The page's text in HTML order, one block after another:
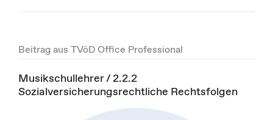
Beitrag aus TVöD Office Professional
Musikschullehrer / 2.2.2
Sozialversicherungsrechtliche Rechtsfolgen